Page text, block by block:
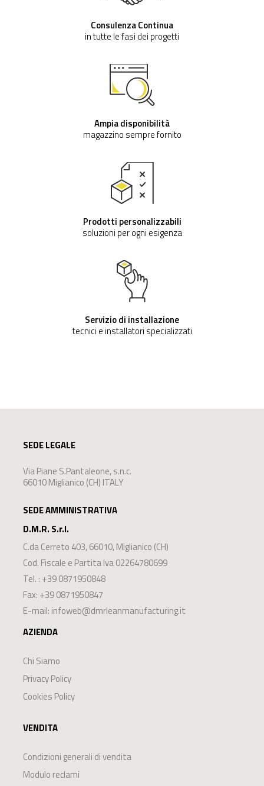
Consulenza Continua
in tutte le fasi dei progetti
Ampia disponibilità
magazzino sempre fornito
Prodotti personalizzabili
soluzioni per ogni esigenza
Servizio di installazione
tecnici e installatori specializzati
SEDE LEGALE
Via Piane S.Pantaleone, s.n.c.
66010 Miglianico (CH) ITALY
SEDE AMMINISTRATIVA
D.M.R. S.r.l.
C.da Cerreto 403,66010,Miglianico (CH)
Cod. Fiscale e Partita Iva 02264780699
Tel. : +39 0871950848
Fax: +39 0871950847
E-mail: infoweb@dmrleanmanufacturing.it
AZIENDA
Chi Siamo
Privacy Policy
Cookies Policy
VENDITA
Condizioni generali di vendita
Modulo reclami